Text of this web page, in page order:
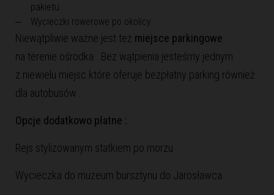
pakietu
Wycieczki rowerowe po okolicy
Niewątpliwie ważne jest też miejsce parkingowe
na terenie ośrodka . Bez wątpienia jesteśmy jednym
z niewielu miejsc które oferuje bezpłatny parking również
dla autobusów .
Opcje dodatkowo płatne :
Rejs stylizowanym statkiem po morzu
Wycieczka do muzeum bursztynu do Jarosławca